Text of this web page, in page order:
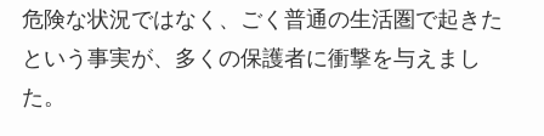
危険な状況ではなく、ごく普通の生活圏で起きた
という事実が、多くの保護者に衝撃を与えまし
た。